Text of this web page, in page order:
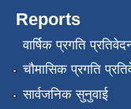
Reports
वार्षिक प्रगति
चौमासिक प्रगति
सार्वजनिक सुनुवाई